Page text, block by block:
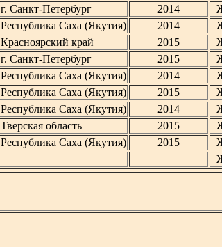
г. Санкт-Петербург 2014
Республика Саха (Якутия) 2014
Красноярский край 2015
г. Санкт-Петербург 2015
Республика Саха (Якутия) 2014
Республика Саха (Якутия) 2015
Республика Саха (Якутия) 2014
Тверская область 2015
Республика Саха (Якутия) 2015